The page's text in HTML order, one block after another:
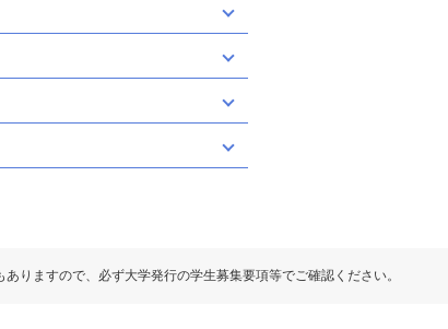
りますので、必ず大学発行の学生募集要項等でご確認ください。